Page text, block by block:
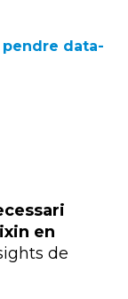
pendre data-
en
de